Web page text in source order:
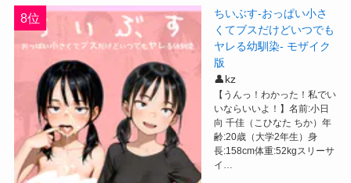
8位
ちいぶす-おっぱい小さ
くてブスだけどいつでも
ヤレる幼馴染- モザイク
版
👤kz
【うんっ！わかった！私でい
いならいいよ！】名前:小日
向 千佳（こひなた ちか）年
齢:20歳（大学2年生）身
長:158cm体重:52kgスリーサ
イ…